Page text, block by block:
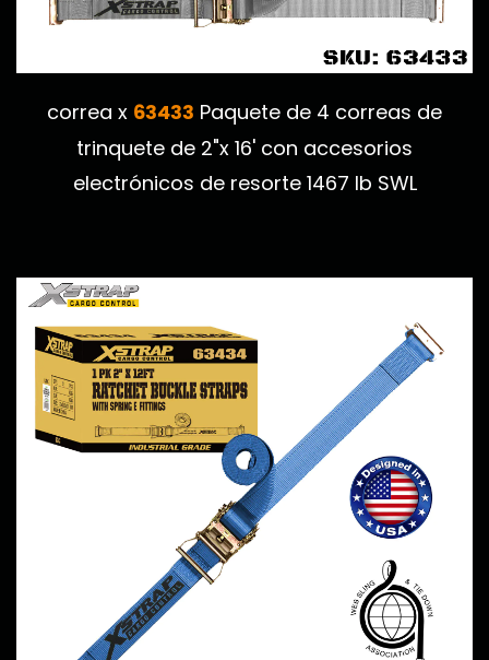
correa x 63433 Paquete de 4 correas de
trinquete de 2"x 16' con accesorios
electrónicos de resorte 1467 lb SWL